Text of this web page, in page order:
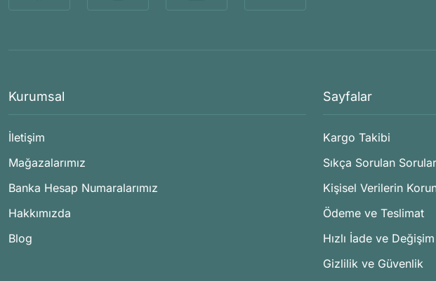
Kurumsal
İletişim
Mağazalarımız
Banka Hesap Numaralarımız
Hakkımızda
Blog
Sayfalar
Kargo Takibi
Sıkça Sorulan Sorular
Kişisel Verilerin
Ödeme ve Teslimat
Hızlı İade ve
Gizlilik ve Güvenlik